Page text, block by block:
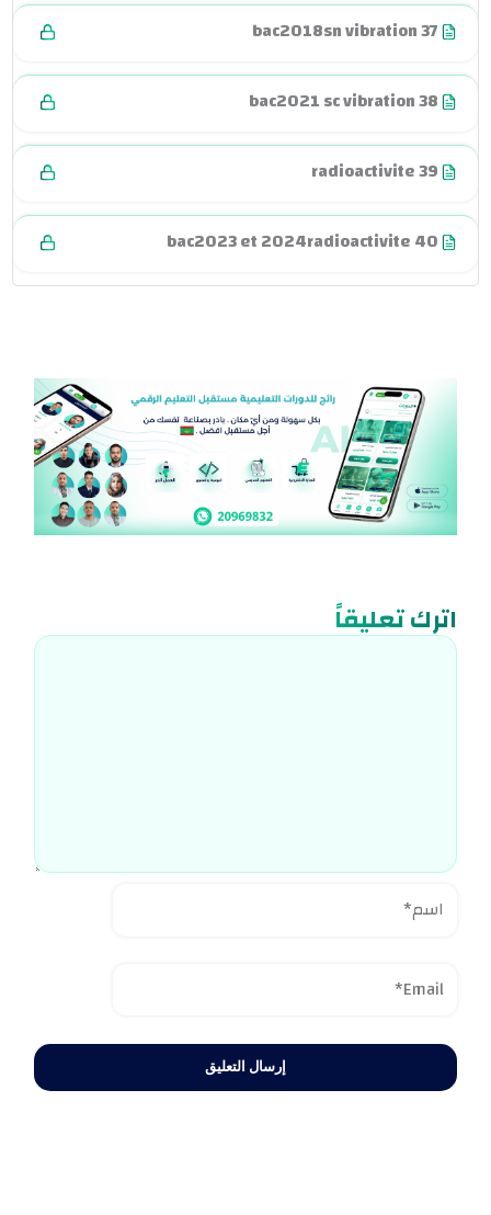
bac2018sn vibration 37
bac2021 sc vibration 38
radioactivite 39
bac2023 et 2024radioactivite 40
اترك تعليقاً